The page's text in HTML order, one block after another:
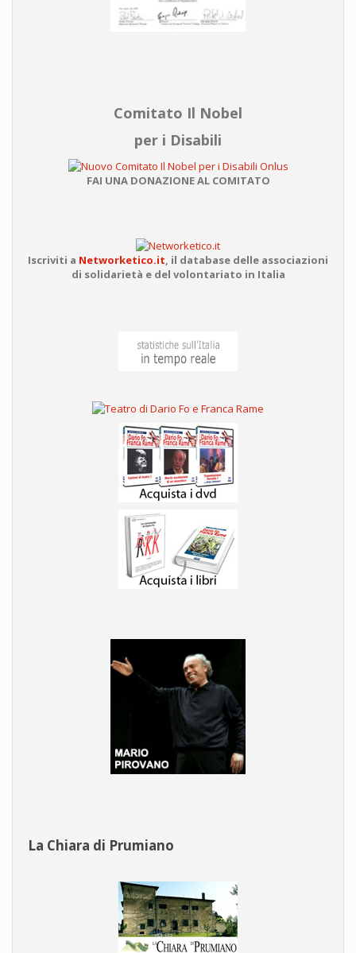
Comitato Il Nobel
per i Disabili
FAI UNA DONAZIONE AL COMITATO
Iscriviti a Networketico.it, il database delle associazioni
di solidarietà e del volontariato in Italia
La Chiara di Prumiano